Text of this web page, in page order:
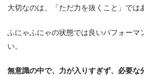
大切なのは、「ただ力を抜くこと」では
ふにゃふにゃの状態では良いパフォーマ
い。
無意識の中で、力が入りすぎず、必要な